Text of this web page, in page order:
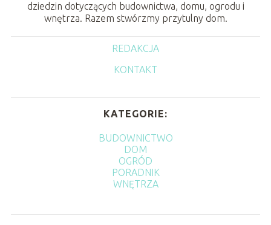
dziedzin dotyczących budownictwa, domu, ogrodu i
wnętrza. Razem stwórzmy przytulny dom.
REDAKCJA
KONTAKT
KATEGORIE:
BUDOWNICTWO
DOM
OGRÓD
PORADNIK
WNĘTRZA